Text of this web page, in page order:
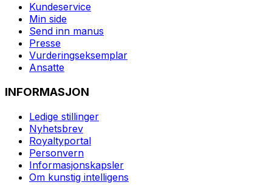
Kundeservice
Min side
Send inn manus
Presse
Vurderingseksemplar
Ansatte
INFORMASJON
Ledige stillinger
Nyhetsbrev
Royaltyportal
Personvern
Informasjonskapsler
Om kunstig intelligens